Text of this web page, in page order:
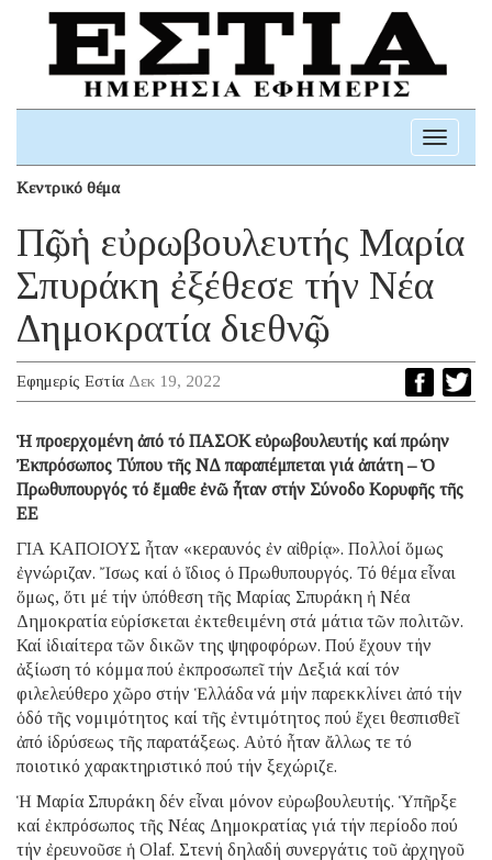
Toggle
Κεντρικό θέμα
Πῶς ἡ εὐρωβουλευτής Μαρία
Σπυράκη ἐξέθεσε τήν Νέα
Δημοκρατία διεθνῶς
Εφημερίς Εστία Δεκ 19, 2022
Ἡ προερχομένη ἀπό τό ΠΑΣΟΚ εὐρωβουλευτής καί πρώην
Ἐκπρόσωπος Τύπου τῆς ΝΔ παραπέμπεται γιά ἀπάτη – Ὁ
Πρωθυπουργός τό ἔμαθε ἐνῶ ἦταν στήν Σύνοδο Κορυφῆς τῆς
ΕΕ
ΓΙΑ ΚΑΠΟΙΟΥΣ ἦταν «κεραυνός ἐν αἰθρίᾳ». Πολλοί ὅμως
ἐγνώριζαν. Ἴσως καί ὁ ἴδιος ὁ Πρωθυπουργός. Τό θέμα εἶναι
ὅμως, ὅτι μέ τήν ὑπόθεση τῆς Μαρίας Σπυράκη ἡ Νέα
Δημοκρατία εὑρίσκεται ἐκτεθειμένη στά μάτια τῶν πολιτῶν.
Καί ἰδιαίτερα τῶν δικῶν της ψηφοφόρων. Πού ἔχουν τήν
ἀξίωση τό κόμμα πού ἐκπροσωπεῖ τήν Δεξιά καί τόν
φιλελεύθερο χῶρο στήν Ἑλλάδα νά μήν παρεκκλίνει ἀπό τήν
ὁδό τῆς νομιμότητος καί τῆς ἐντιμότητος πού ἔχει θεσπισθεῖ
ἀπό ἱδρύσεως τῆς παρατάξεως. Αὐτό ἦταν ἄλλως τε τό
ποιοτικό χαρακτηριστικό πού τήν ξεχώριζε.
Ἡ Μαρία Σπυράκη δέν εἶναι μόνον εὐρωβουλευτής. Ὑπῆρξε
καί ἐκπρόσωπος τῆς Νέας Δημοκρατίας γιά τήν περίοδο πού
τήν ἐρευνοῦσε ἡ Olaf. Στενή δηλαδή συνεργάτις τοῦ ἀρχηγοῦ